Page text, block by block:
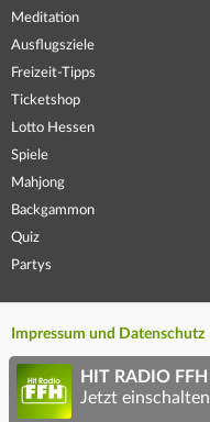
Meditation
Ausflugsziele
Freizeit-Tipps
Ticketshop
Lotto Hessen
Spiele
Mahjong
Backgammon
Quiz
Partys
Impressum und Datenschutz
HIT RADIO FFH
Jetzt einschalten